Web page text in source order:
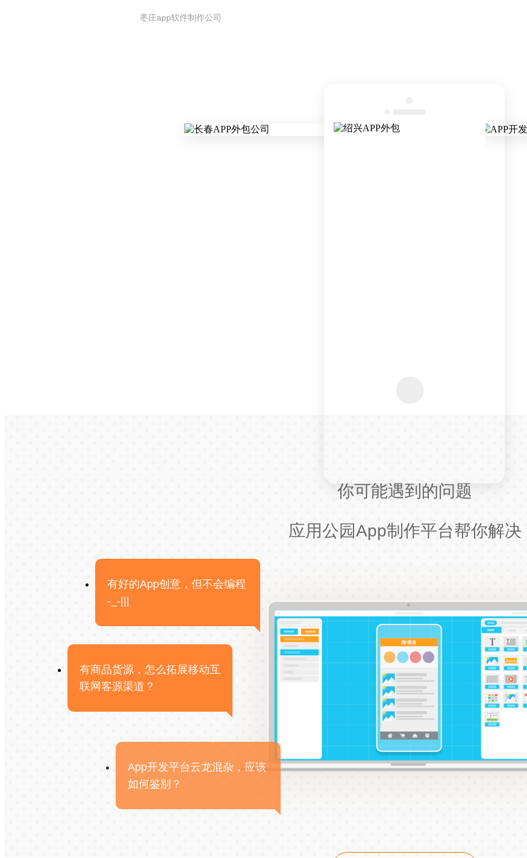
枣庄app软件制作公司
你可能遇到的问题
应用公园App制作平台帮你解决
有好的App创意，但不会编程
-_-|||
有商品货源，怎么拓展移动互
联网客源渠道？
App开发平台云龙混杂，应该
如何鉴别？